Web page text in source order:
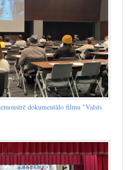
dokumentālo filmu "Valsts